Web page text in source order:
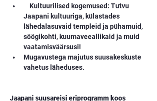
Kultuurilised kogemused: Tutvu
Jaapani kultuuriga, külastades
lähedalasuvaid templeid ja pühamuid,
söögikohti, kuumaveeallikaid ja muid
vaatamisväärsusi!
Mugavustega majutus suusakeskuste
vahetus läheduses.
Jaapani suusareisi eriprogramm koos